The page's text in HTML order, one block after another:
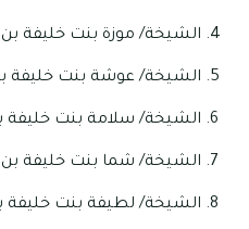
الشيخة/ موزة بنت خليفة بن
الشيخة/ عوشة بنت خليفة
الشيخة/ سلامة بنت خليفة
الشيخة/ شما بنت خليفة بن
الشيخة/ لطيفة بنت خليفة